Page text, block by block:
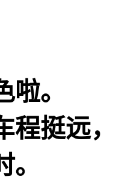
。
程挺远，